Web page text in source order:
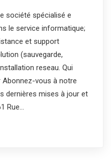
société spécialisé e
le service informatique;
et support
(sauvegarde,
reseau. Qui
vous à notre
dernières mises à jour et
Rue…